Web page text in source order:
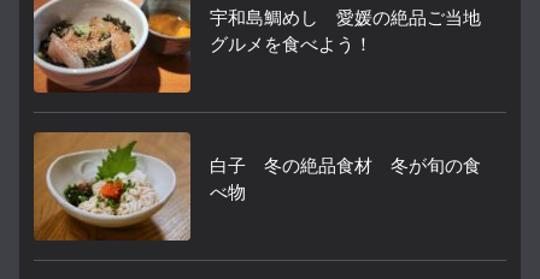
宇和島鯛めし 愛媛の絶品ご当地
グルメを食べよう！
白子 冬の絶品食材 冬が旬の食
べ物